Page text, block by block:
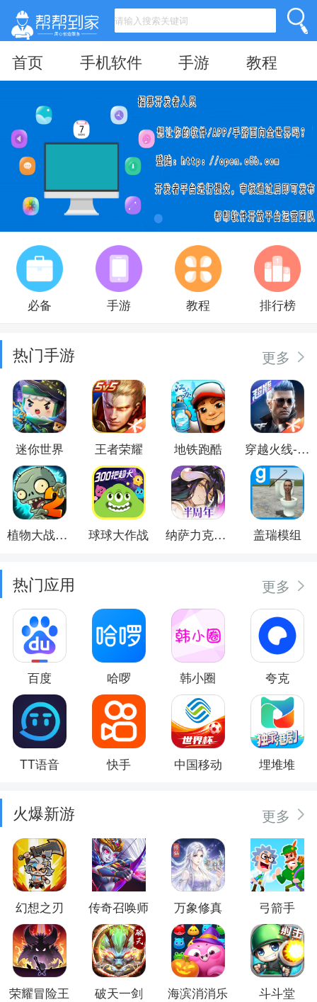
首页 手机软件 手游 教程
必备 手游 教程 排行榜
热门手游 更多
迷你世界 王者荣耀 地铁跑酷 穿越火线-枪战王者
植物大战僵尸2 球球大作战 纳萨力克之王 盖瑞模组
热门应用 更多
百度 哈啰 韩小圈 夸克
TT语音 快手 中国移动 埋堆堆
火爆新游 更多
幻想之刃 传奇召唤师 万象修真 弓箭手
荣耀冒险王 破天一剑 海滨消消乐 斗斗堂